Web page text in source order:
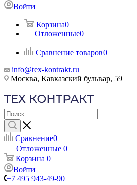
Войти
Корзина0
Отложенные0
Сравнение товаров0
info@tex-kontrakt.ru
Москва, Кавказский бульвар, 59
Сравнение0
Отложенные 0
Корзина 0
Войти
+7 495 943-49-90